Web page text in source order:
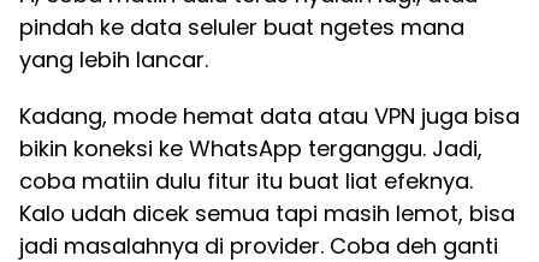
pindah ke data seluler buat ngetes mana
yang lebih lancar.
Kadang, mode hemat data atau VPN juga bisa
bikin koneksi ke WhatsApp terganggu. Jadi,
coba matiin dulu fitur itu buat liat efeknya.
Kalo udah dicek semua tapi masih lemot, bisa
jadi masalahnya di provider. Coba deh ganti